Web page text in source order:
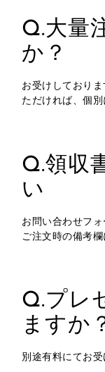
Q.大量
か？
お受けしており
ただければ、個別
Q.領収
い
お問い合わせフ
ご注文時の備考
Q.プレ
ますか
別途有料にてお受